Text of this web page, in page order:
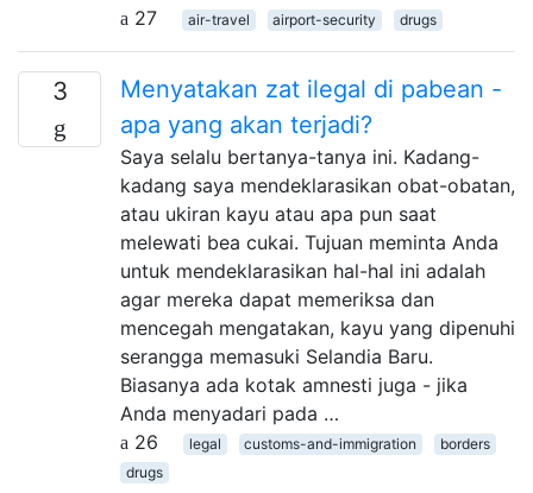
27
air-travel airport-security drugs
3
Menyatakan zat ilegal di pabean -
apa yang akan terjadi?
Saya selalu bertanya-tanya ini. Kadang-
kadang saya mendeklarasikan obat-obatan,
atau ukiran kayu atau apa pun saat
melewati bea cukai. Tujuan meminta Anda
untuk mendeklarasikan hal-hal ini adalah
agar mereka dapat memeriksa dan
mencegah mengatakan, kayu yang dipenuhi
serangga memasuki Selandia Baru.
Biasanya ada kotak amnesti juga - jika
Anda menyadari pada …
26
legal customs-and-immigration
borders
drugs